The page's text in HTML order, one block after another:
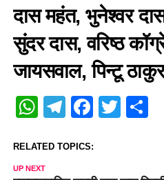
दास महंत, भुनेश्वर
सुंदर दास, वरिष्ठ
जायसवाल, पिन्टू
WhatsApp
Telegram
RELATED TOPICS:
UP NEXT